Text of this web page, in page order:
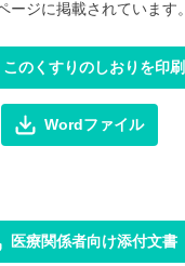
ージに掲載されています。
このくすりのしおりを印刷
Wordファイル
医療関係者向け添付文書